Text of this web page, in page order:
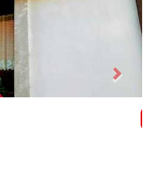
Next